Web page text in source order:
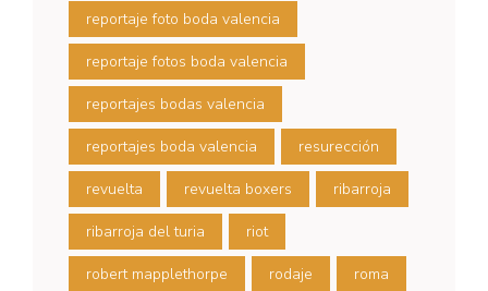
reportaje foto boda valencia
reportaje fotos boda valencia
reportajes bodas valencia
reportajes boda valencia resurección
revuelta revuelta boxers ribarroja
ribarroja del turia riot
robert mapplethorpe rodaje roma